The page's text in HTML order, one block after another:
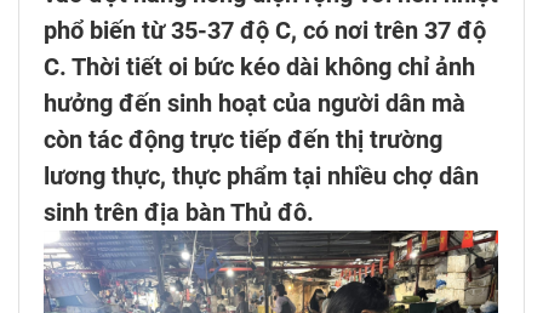
phổ biến từ 35-37 độ C, có nơi trên 37 độ
C. Thời tiết oi bức kéo dài không chỉ ảnh
hưởng đến sinh hoạt của người dân mà
còn tác động trực tiếp đến thị trường
lương thực, thực phẩm tại nhiều chợ dân
sinh trên địa bàn Thủ đô.